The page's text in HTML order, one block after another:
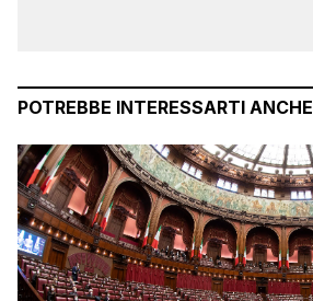
POTREBBE INTERESSARTI ANCHE